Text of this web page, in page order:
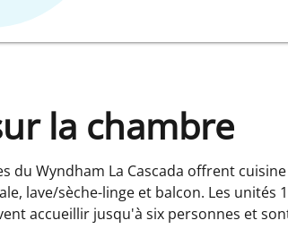
la chambre
du Wyndham La Cascada offrent
lave/sèche-linge et balcon. Les
accueillir jusqu'à six personnes et